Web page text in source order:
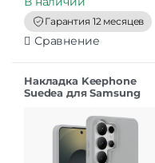
o
f
5
Гарантия 12 месяцев
Сравнение
Накладка Keephone
Suedea для Samsung